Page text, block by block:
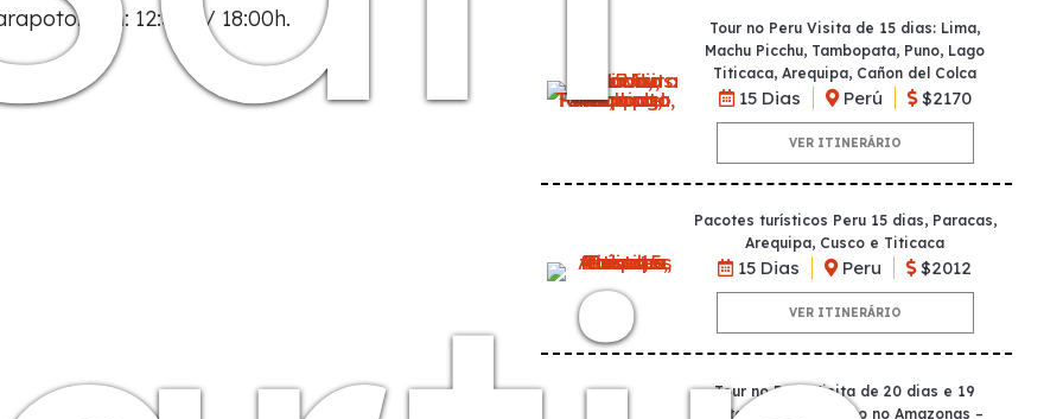
Fim: 12:30h / 18:00h.
Tour no Peru Visita de 15 dias: Lima,
Machu Picchu, Tambopata, Puno, Lago
Titicaca, Arequipa, Cañon del Colca
15 Dias Perú $2170
VER ITINERÁRIO
Pacotes turísticos Peru 15 dias, Paracas,
Arequipa, Cusco e Titicaca
15 Dias Peru $2012
VER ITINERÁRIO
Tour no Peru Visita de 20 dias e 19
noites: Lima, Cruzeiro no Amazonas –